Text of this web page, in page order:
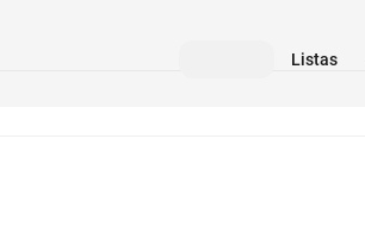
Listas